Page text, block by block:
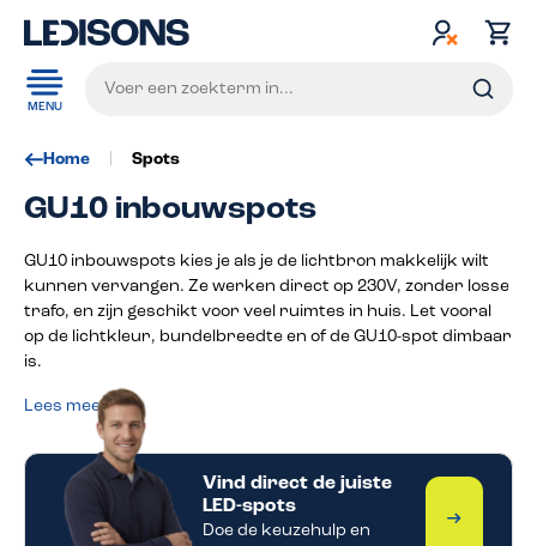
hoofdinhoud
MENU
Home Spots
GU10 inbouwspots
GU10 inbouwspots kies je als je de lichtbron makkelijk wilt
kunnen vervangen. Ze werken direct op 230V, zonder losse
trafo, en zijn geschikt voor veel ruimtes in huis. Let vooral
op de lichtkleur, bundelbreedte en of de GU10-spot dimbaar
is.
Lees meer
Vind direct de juiste
LED-spots
Doe de keuzehulp en
Start de